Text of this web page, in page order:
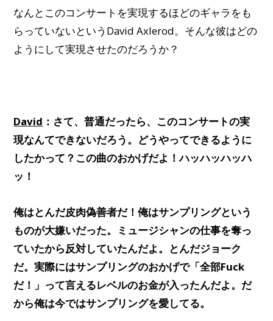
なんとこのコンサートを実現するほどのギャラをも
らっていないというDavid Axlerod。そんな彼はどの
ようにして実現させたのだろうか？
David ：さて、普通だったら、このコンサートの実
現なんてできないだろう。どうやってできるように
したかって？この曲のおかげだよ！ハッハッハッハ
ッ！
俺はとんだ皮肉偽善者だ！俺はサンプリングという
ものが大嫌いだった。ミュージシャンの仕事を奪っ
ていたから反対していたんだよ。とんだジョーク
だ。実際にはサンプリングのおかげで「全部Fuck
だ！」って言えるレベルのお金が入ったんだよ。だ
から俺は今ではサンプリングを愛してる。